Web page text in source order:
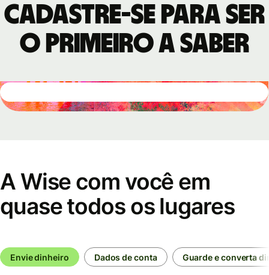
Cadastre-se para ser
o primeiro a saber
A Wise com você em
quase todos os lugares
Envie dinheiro Dados de conta Guarde e converta